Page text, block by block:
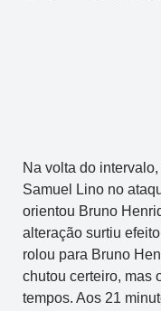
Na volta do
Samuel Lino no
orientou Bruno
alteração surtiu
rolou para Bruno
chutou certeiro, mas
tempos. Aos 21